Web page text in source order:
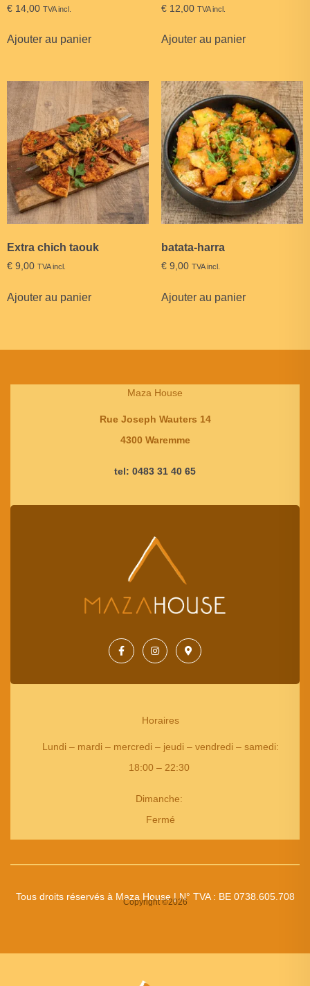
€ 14,00 TVA incl.
Ajouter au panier
€12,00 TVA incl.
Ajouter au panier
Extra chich taouk
€ 9,00 TVA incl.
Ajouter au panier
batata-harra
€9,00 TVA incl.
Ajouter au panier
Maza House
Rue Joseph Wauters 14
4300 Waremme
tel: 0483 31 40 65
Horaires
Lundi – mardi – mercredi – jeudi – vendredi – samedi:
18:00 – 22:30
Dimanche:
Fermé
Tous droits réservés à Maza House | N° TVA : BE 0738.605.708
Copyright ©2026